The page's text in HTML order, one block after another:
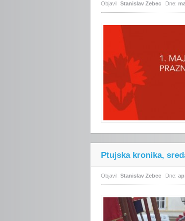
Objavil: Stanislav Zebec Dne:
Ptujska kronika,
Objavil: Stanislav Zebec Dne: